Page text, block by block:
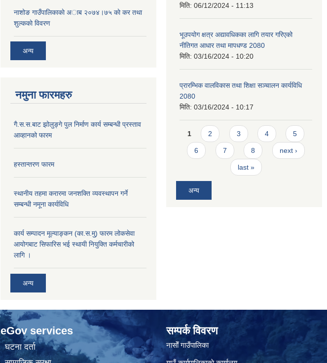
नाशोङ गाउँपालिकाकाे अा‍ब‍ २०७४।७५ काे कर तथा
शुल्ककाे विवरण
अन्य
नमुना फारमहरु
गै.स.स.बाट झोलुङ्गे पुल निर्माण कार्य सम्बन्धी प्रस्ताव
आव्हानको फारम
हस्तान्तरण फारम
स्थानीय तहमा करारमा जनशक्ति व्यवस्थापन गर्ने
सम्बन्धी नमूना कार्यविधि
कार्य सम्पादन मूल्याङ्कन (का.स.मु) फारम लोकसेवा
आयोगबाट सिफारिस भई स्थायी नियुक्ति कर्मचारीको
लागि ।
अन्य
मिति: 06/12/2024 - 11:13
भूउपयोग क्षत्र अद्यावधिकका लागि तयार गरिएको
नीतिगत आधार तथा मापधण्ड 2080
मिति: 03/16/2024 - 10:20
प्रारम्भिक वालविकास तथा शिक्षा सञ्चालन कार्यविधि
2080
मिति: 03/16/2024 - 10:17
Pages
1 2 3 4 5
6 7 8 next ›
last »
अन्य
eGov services
घटना दर्ता
सम्पर्क विवरण
नासाेँ गाउँपालिका